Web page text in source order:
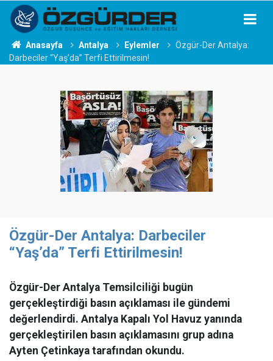
Anasayfa Antalya Eylemler
Özgür-Der Antalya:
Darbeciler “Yaş’da” Terfi Ettirilmesin!
Özgür-Der Antalya: Darbeciler
“Yaş’da” Terfi Ettirilmesin!
Özgür-Der Antalya Temsilciliği bugün
gerçekleştirdiği basın açıklaması ile gündemi
değerlendirdi. Antalya Kapalı Yol Havuz yanında
gerçekleştirilen basın açıklamasını grup adına
Ayten Çetinkaya tarafından okundu.